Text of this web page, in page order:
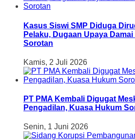
Kasus Siswi SMP Diduga
Pelaku, Dugaan Upaya
Sorotan
Kamis, 2 Juli 2026
PT PMA Kembali Digugat
Pengadilan, Kuasa Hukum
Senin, 1 Juni 2026